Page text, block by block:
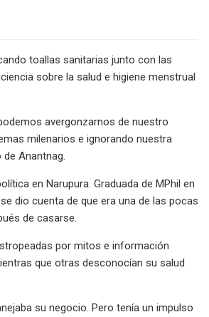
toallas sanitarias junto con las
sobre la salud e higiene menstrual
avergonzarnos de nuestro
milenarios e ignorando nuestra
Anantnag.
en Narupura. Graduada de MPhil en
dio cuenta de que era una de las pocas
de casarse.
por mitos e información
que otras desconocían su salud
su negocio. Pero tenía un impulso